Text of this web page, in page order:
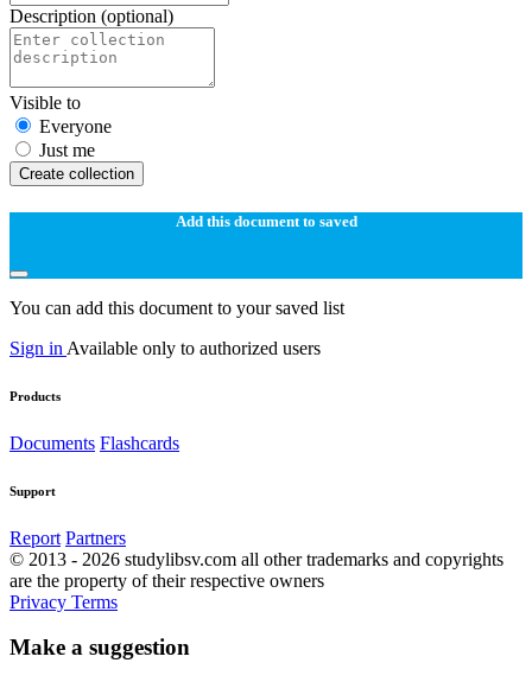
Description (optional)
Visible to
Everyone
Just me
Create collection
Add this document to saved
You can add this document to your saved list
Sign in Available only to authorized users
Products
Documents Flashcards
Support
Report Partners
© 2013 - 2026 studylibsv.com all other trademarks and copyrights
are the property of their respective owners
Privacy Terms
Make a suggestion